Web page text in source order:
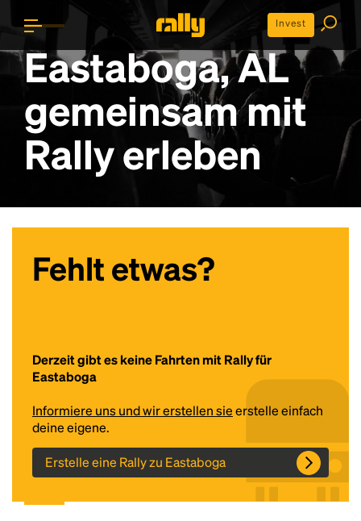
Invest
Eastaboga, AL
gemeinsam mit
Rally erleben
Fehlt etwas?
Derzeit gibt es keine Fahrten mit Rally für
Eastaboga
Informiere uns und wir erstellen sieerstelle einfach
deine eigene.
Erstelle eine Rally zu Eastaboga